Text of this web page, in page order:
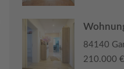
84140
210.000 €